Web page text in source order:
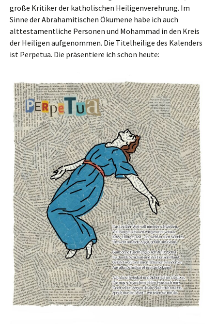
große Kritiker der katholischen Heiligenverehrung. Im
Sinne der Abrahamitischen Ökumene habe ich auch
alttestamentliche Personen und Mohammad in den Kreis
der Heiligen aufgenommen. Die Titelheilige des Kalenders
ist Perpetua. Die präsentiere ich schon heute: